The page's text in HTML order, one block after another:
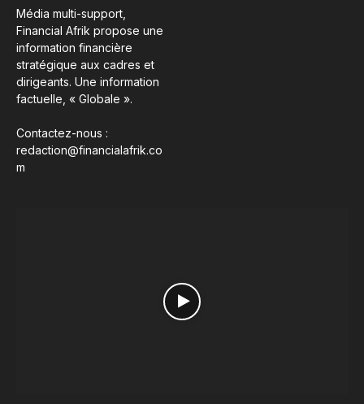
Média multi-support,
Financial Afrik propose une
information financière
stratégique aux cadres et
dirigeants. Une information
factuelle, « Globale ».
Contactez-nous :
redaction@financialafrik.co
m